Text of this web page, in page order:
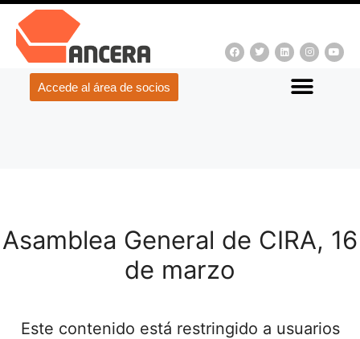
Accede al área de socios
Asamblea General de CIRA, 16
de marzo
Este contenido está restringido a usuarios